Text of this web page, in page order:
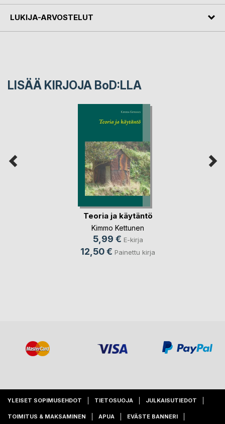
LUKIJA-ARVOSTELUT
LISÄÄ KIRJOJA BoD:LLA
Teoria ja käytäntö
Kimmo Kettunen
5,99 € E-kirja
12,50 € Painettu kirja
YLEISET SOPIMUSEHDOT TIETOSUOJA JULKAISUTIEDOT
TOIMITUS & MAKSAMINEN APUA EVÄSTE BANNERI